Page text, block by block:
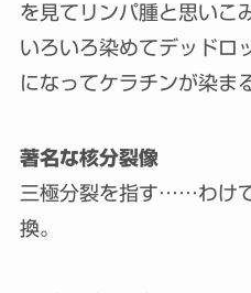
を見てリンパ腫と思いこ
いろいろ染めてデッドロ
になってケラチンが染ま
著名な核分裂像
三極分裂を指す……わけ
換。